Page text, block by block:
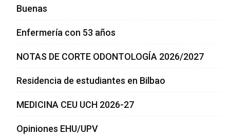
Buenas
Enfermería con 53 años
NOTAS DE CORTE ODONTOLOGÍA 2026/2027
Residencia de estudiantes en Bilbao
MEDICINA CEU UCH 2026-27
Opiniones EHU/UPV